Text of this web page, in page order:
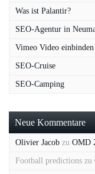
Was ist Palantir?
SEO-Agentur in
Vimeo Video einbinden
SEO-Cruise
SEO-Camping
Neue Kommentare
Olivier Jacob zu OMD
Football predictions zu